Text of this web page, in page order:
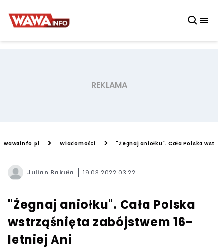
wawainfo.pl > Wiadomości > "Żegnaj aniołku". Cała Polska
Julian Bakuła 19.03.2022 03:22
"Żegnaj aniołku". Cała Polska
wstrząśnięta zabójstwem 16-
letniej Ani